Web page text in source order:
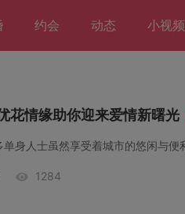
约会 动态 小视频
花情缘助你迎来爱情新曙光
1284